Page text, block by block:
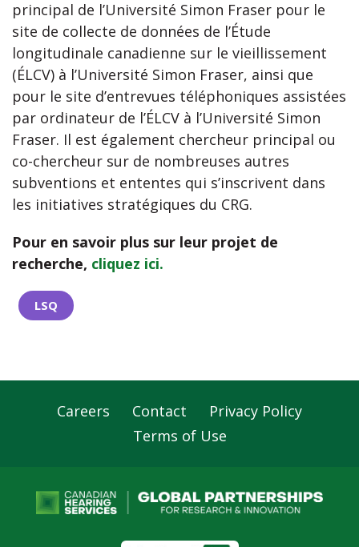
principal de l’Université Simon Fraser pour le
site de collecte de données de l’Étude
longitudinale canadienne sur le vieillissement
(ÉLCV) à l’Université Simon Fraser, ainsi que
pour le site d’entrevues téléphoniques assistées
par ordinateur de l’ÉLCV à l’Université Simon
Fraser. Il est également chercheur principal ou
co-chercheur sur de nombreuses autres
subventions et ententes qui s’inscrivent dans
les initiatives stratégiques du CRG.
Pour en savoir plus sur leur projet de
recherche, cliquez ici.
LSQ
Careers Contact
Privacy Policy
Terms of Use